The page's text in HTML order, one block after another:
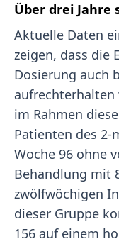
Über drei Jahre
Aktuelle Daten
zeigen, dass die
Dosierung auch
aufrechterhalten
im Rahmen
Patienten des 2-
Woche 96 ohne
Behandlung mit
zwölfwöchigen
dieser Gruppe
156 auf einem